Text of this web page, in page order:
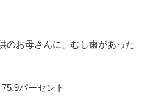
のお母さんに、むし歯があった
パーセント